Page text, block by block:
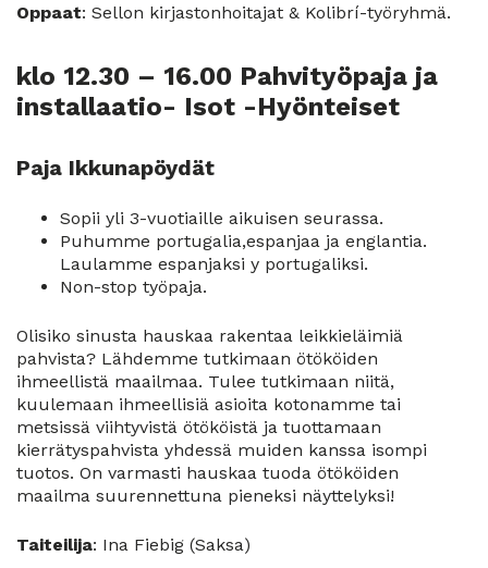
Oppaat: Sellon kirjastonhoitajat & Kolibrí-työryhmä.
klo 12.30 – 16.00 Pahvityöpaja ja
installaatio- Isot -Hyönteiset
Paja Ikkunapöydät
Sopii yli 3-vuotiaille aikuisen seurassa.
Puhumme portugalia,espanjaa ja englantia.
Laulamme espanjaksi y portugaliksi.
Non-stop työpaja.
Olisiko sinusta hauskaa rakentaa leikkieläimiä
pahvista? Lähdemme tutkimaan ötököiden
ihmeellistä maailmaa. Tulee tutkimaan niitä,
kuulemaan ihmeellisiä asioita kotonamme tai
metsissä viihtyvistä ötököistä ja tuottamaan
kierrätyspahvista yhdessä muiden kanssa isompi
tuotos. On varmasti hauskaa tuoda ötököiden
maailma suurennettuna pieneksi näyttelyksi!
Taiteilija: Ina Fiebig (Saksa)